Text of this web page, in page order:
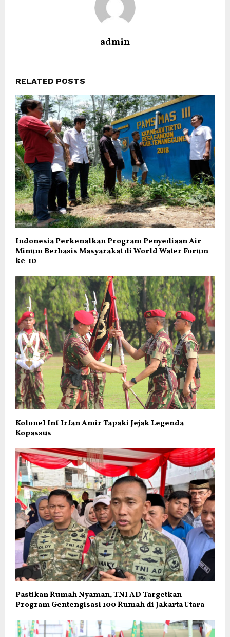
admin
RELATED POSTS
Indonesia Perkenalkan Program Penyediaan Air
Minum Berbasis Masyarakat di World Water Forum
ke-10
Kolonel Inf Irfan Amir Tapaki Jejak Legenda
Kopassus
Pastikan Rumah Nyaman, TNI AD Targetkan
Program Gentengisasi 100 Rumah di Jakarta Utara